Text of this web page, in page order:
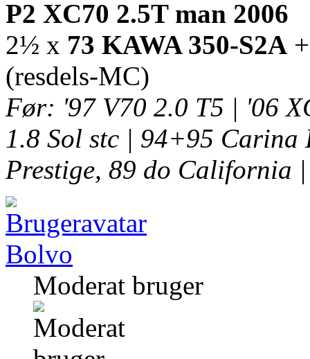
P2 XC70 2.5T man 2006
2½ x 73 KAWA 350-S2A
(resdels-MC)
Før: '97 V70 2.0 T5 | '06
1.8 Sol stc | 94+95 Carina
Prestige, 89 do California
Bolvo
Moderat bruger